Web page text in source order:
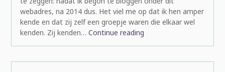
webadres, na 2014 dus. Het viel me op dat ik hen amper
kende en dat zij zelf een groepje waren die elkaar wel
kenden. Zij kenden… Continue reading